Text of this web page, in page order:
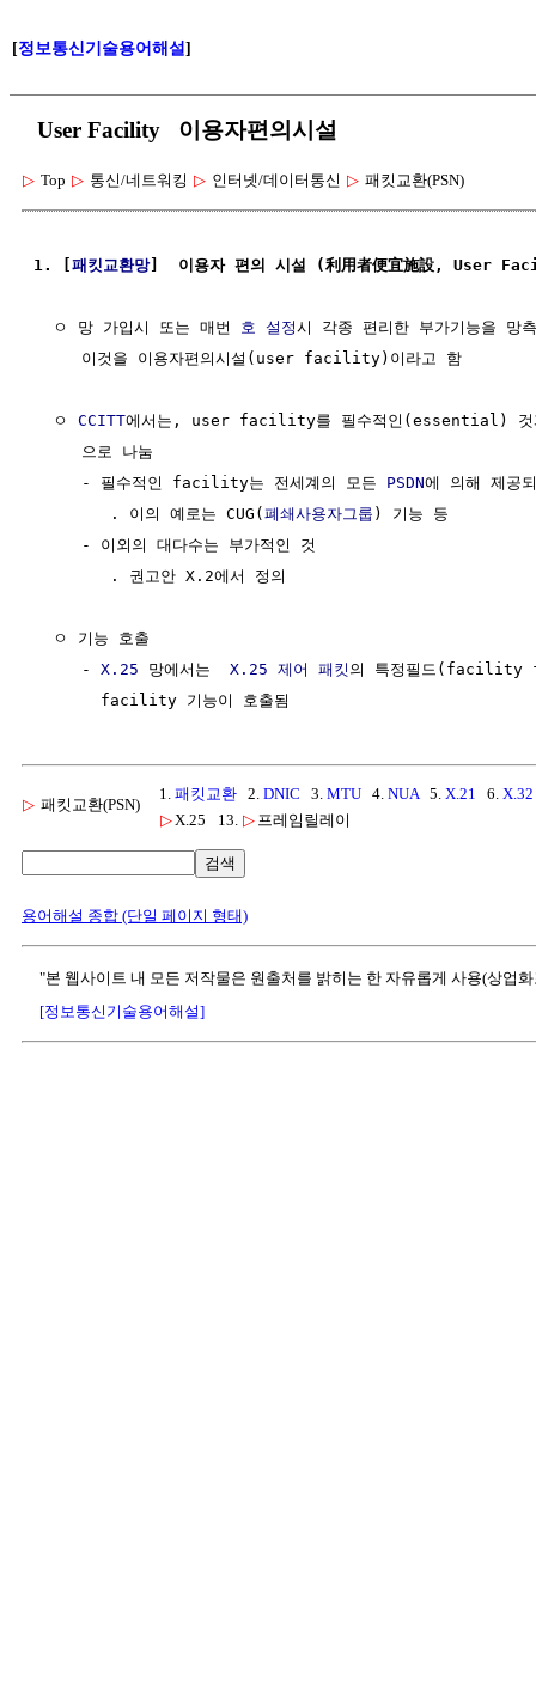
[정보통신기술용어해설]
User Facility 이용자편의시설
▷ Top ▷ 통신/네트워킹 ▷ 인터넷/데이터통신 ▷ 패킷교환(PSN)
1. [패킷교환망]  이용자 편의 시설 (利用者便宜施設, User
  ㅇ 망 가입시 또는 매번
호 설정시 각종 편리한 부가기능을 망
     이것을 이용자편의시설(user facility)이라고 함
  ㅇ
CCITT에서는, user facility를 필수적인(essential) 것
     으로 나눔
     - 필수적인 facility는 전세계의 모든
PSDN에 의해 제공
        . 이의 예로는 CUG(
폐쇄사용자그룹 ) 기능 등
     - 이외의 대다수는 부가적인 것
        . 권고안 X.2에서 정의
  ㅇ 기능 호출
     -
X.25 망에서는 X.25 제어 패킷 의 특정필드(facility
▷ 패킷교환(PSN)
1. 패킷교환 2. DNIC 3. MTU 4. NUA 5. X.21 6. X.32
▷X.25 13. ▷ 프레임릴레이
검색
용어해설 종합 (단일 페이지 형태)
"본 웹사이트 내 모든 저작물은 원출처를 밝히는 한 자유롭게 사용(상업
[정보통신기술용어해설]